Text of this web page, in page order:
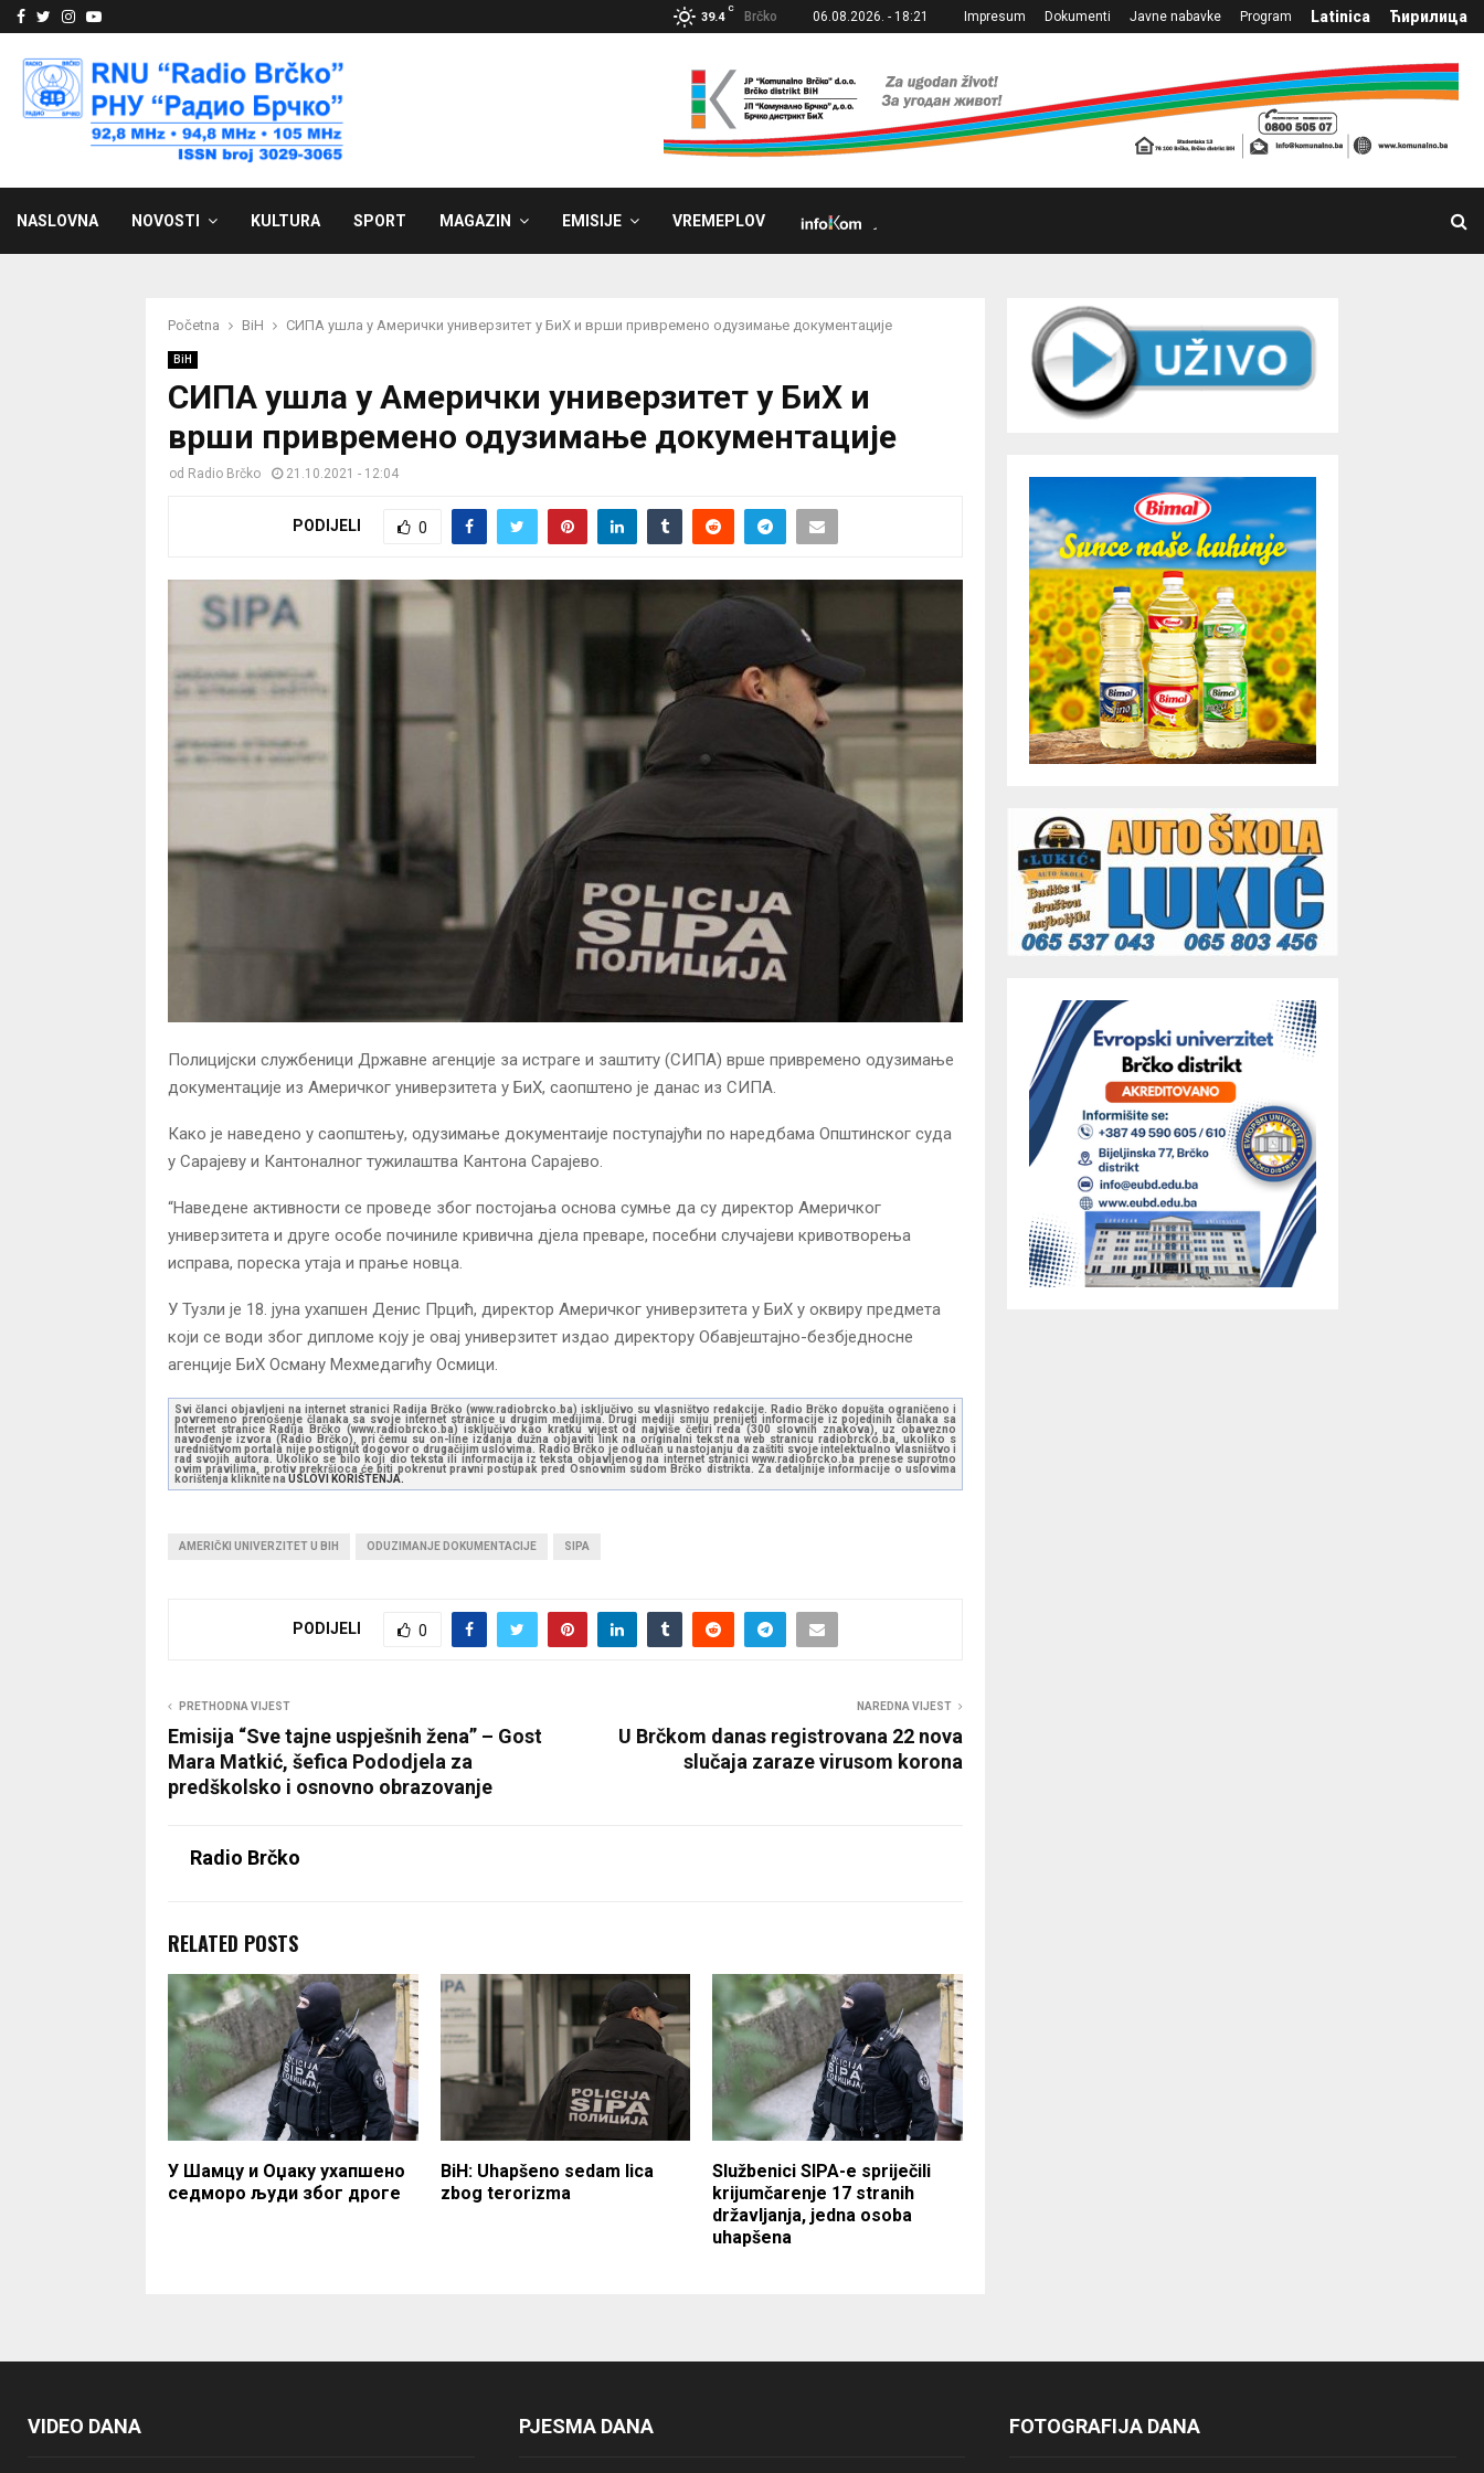
Facebook
Twitter
Instagram
Youtube 39.4
C
Brčko 06.08.2026. - 18:21 Impresum Dokumenti Javne nabavke Program Latinica Ћирилица
NASLOVNA NOVOSTI KULTURA SPORT MAGAZIN EMISIJE VREMEPLOV
Početna BiH СИПА ушла у Амерички универзитет у БиХ и врши привремено одузимање документације
BiH
СИПА ушла у Амерички универзитет у БиХ и
врши привремено одузимање документације
od Radio Brčko 21.10.2021 - 12:04
PODIJELI 0
Полицијски службеници Државне агенције за истраге и заштиту (СИПА) врше привремено одузимање
документације из Америчког универзитета у БиХ, саопштено је данас из СИПА.
Како је наведено у саопштењу, одузимање документаије поступајући по наредбама Општинског суда
у Сарајеву и Кантоналног тужилаштва Кантона Сарајево.
“Наведене активности се проведе због постојања основа сумње да су директор Америчког
универзитета и друге особе починиле кривична дјела преваре, посебни случајеви кривотворења
исправа, пореска утаја и прање новца.
У Тузли је 18. јуна ухапшен Денис Прцић, директор Америчког универзитета у БиХ у оквиру предмета
који се води због дипломе коју је овај универзитет издао директору Обавјештајно-безбједносне
агенције БиХ Осману Мехмедагићу Осмици.
Svi članci objavljeni na internet stranici Radija Brčko (www.radiobrcko.ba) isključivo su vlasništvo redakcije. Radio Brčko dopušta ograničeno i
povremeno prenošenje članaka sa svoje internet stranice u drugim medijima. Drugi mediji smiju prenijeti informacije iz pojedinih članaka sa
Internet stranice Radija Brčko (www.radiobrcko.ba) isključivo kao kratku vijest od najviše četiri reda (300 slovnih znakova), uz obavezno
navođenje izvora (Radio Brčko), pri čemu su on-line izdanja dužna objaviti link na originalni tekst na web stranicu radiobrcko.ba, ukoliko s
uredništvom portala nije postignut dogovor o drugačijim uslovima. Radio Brčko je odlučan u nastojanju da zaštiti svoje intelektualno vlasništvo i
rad svojih autora. Ukoliko se bilo koji dio teksta ili informacija iz teksta objavljenog na internet stranici www.radiobrcko.ba prenese suprotno
ovim pravilima, protiv prekršioca će biti pokrenut pravni postupak pred Osnovnim sudom Brčko distrikta. Za detaljnije informacije o uslovima
korištenja kliknite naUSLOVI KORIŠTENJA.
AMERIČKI UNIVERZITET U BIH ODUZIMANJE DOKUMENTACIJE SIPA
PODIJELI 0
PRETHODNA VIJEST
Emisija “Sve tajne uspješnih žena” – Gost
Mara Matkić, šefica Pododjela za
predškolsko i osnovno obrazovanje
NAREDNA VIJEST
U Brčkom danas registrovana 22 nova
slučaja zaraze virusom korona
Radio Brčko
RELATED POSTS
У Шамцу и Оџаку ухапшено
седморо људи због дроге
BiH: Uhapšeno sedam lica
zbog terorizma
Službenici SIPA-e spriječili
krijumčarenje 17 stranih
državljanja, jedna osoba
uhapšena
VIDEO DANA PJESMA DANA FOTOGRAFIJA DANA